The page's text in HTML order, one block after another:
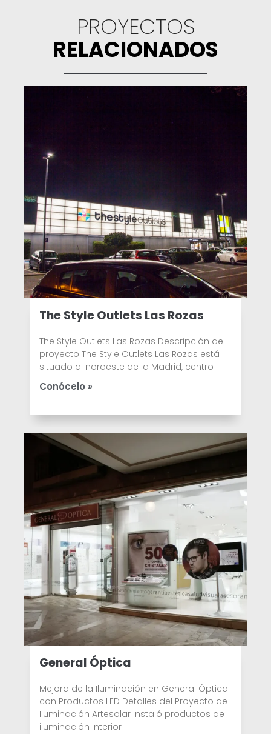
PROYECTOS
RELACIONADOS
The Style Outlets Las Rozas
The Style Outlets Las Rozas Descripción del
proyecto The Style Outlets Las Rozas está
situado al noroeste de la Madrid, centro
Conócelo »
General Óptica
Mejora de la Iluminación en General Óptica
con Productos LED Detalles del Proyecto de
Iluminación Artesolar instaló productos de
iluminación interior